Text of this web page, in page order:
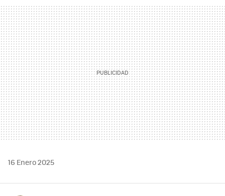
MAIL
16 Enero 2025